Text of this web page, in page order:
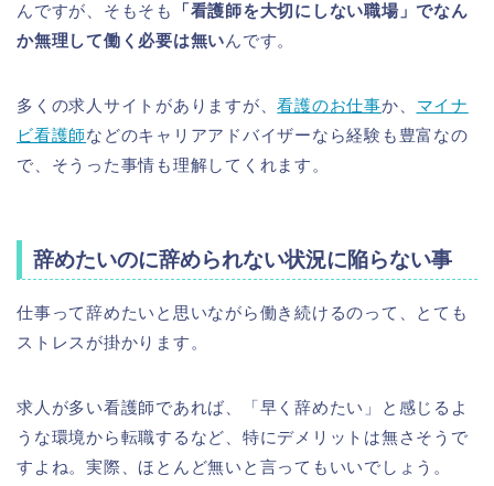
んですが、そもそも
「看護師を大切にしない職場」でなん
か無理して働く必要は無いんです。
多くの求人サイトがありますが、看護のお仕事か、 マイナ
ビ看護師などのキャリアアドバイザーなら経験も豊富なの
で、そうった事情も理解してくれます。
辞めたいのに辞められない状況に陥らない事
仕事って辞めたいと思いながら働き続けるのって、とても
ストレスが掛かります。
求人が多い看護師であれば、「早く辞めたい」と感じるよ
うな環境から転職するなど、特にデメリットは無さそうで
すよね。実際、ほとんど無いと言ってもいいでしょう。